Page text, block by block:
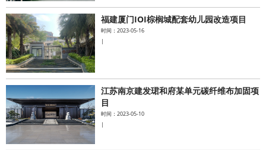
福建厦门IOI棕榈城配套幼儿园改造项目
时间：2023-05-16
|
江苏南京建发珺和府某单元碳纤维布加固项
目
时间：2023-05-10
|